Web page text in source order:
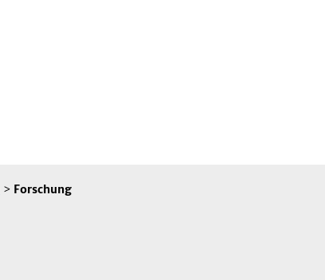
> Forschung